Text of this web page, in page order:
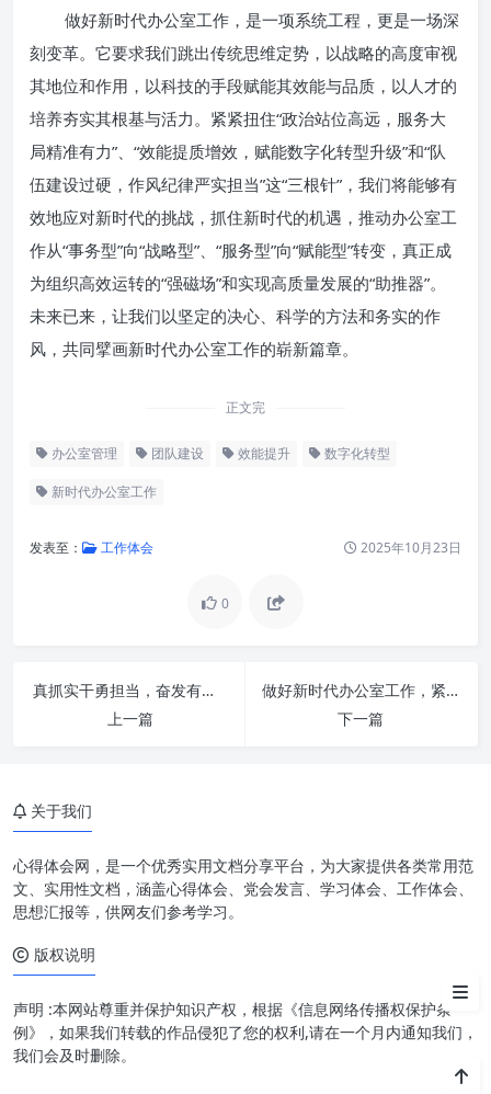
做好新时代办公室工作，是一项系统工程，更是一场深
刻变革。它要求我们跳出传统思维定势，以战略的高度审视
其地位和作用，以科技的手段赋能其效能与品质，以人才的
培养夯实其根基与活力。紧紧扭住“政治站位高远，服务大
局精准有力”、“效能提质增效，赋能数字化转型升级”和“队
伍建设过硬，作风纪律严实担当”这“三根针”，我们将能够有
效地应对新时代的挑战，抓住新时代的机遇，推动办公室工
作从“事务型”向“战略型”、“服务型”向“赋能型”转变，真正成
为组织高效运转的“强磁场”和实现高质量发展的“助推器”。
未来已来，让我们以坚定的决心、科学的方法和务实的作
风，共同擘画新时代办公室工作的崭新篇章。
正文完
办公室管理 团队建设 效能提升 数字化转型
新时代办公室工作
发表至： 工作体会 2025年10月23日
0
真抓实干勇担当，奋发有为促发展：新时代高质量发展的行动指南
上一篇
做好新时代办公室工作，紧紧扭住“三根针”
下一篇
第一根针：政治站位高远，服务
纪律严实担当
三根针的融合应用与持续挑战
关于我们
心得体会网，是一个优秀实用文档分享平台，为大家提供各类常用范
文、实用性文档，涵盖心得体会、党会发言、学习体会、工作体会、
思想汇报等，供网友们参考学习。
版权说明
声明 :本网站尊重并保护知识产权，根据《信息网络传播权保护条
例》，如果我们转载的作品侵犯了您的权利,请在一个月内通知我们，
我们会及时删除。